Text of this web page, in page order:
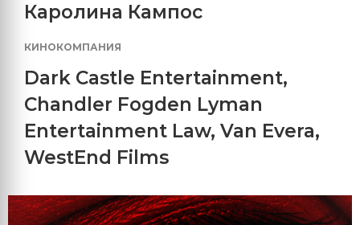
Каролина Кампос
КИНОКОМПАНИЯ
Dark Castle Entertainment,
Chandler Fogden Lyman
Entertainment Law, Van Evera,
WestEnd Films